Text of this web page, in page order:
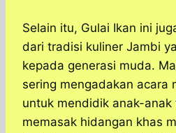
Selain itu, Gulai Ikan ini
dari tradisi kuliner Jambi
kepada generasi muda.
sering mengadakan acara
untuk mendidik anak-anak
memasak hidangan khas